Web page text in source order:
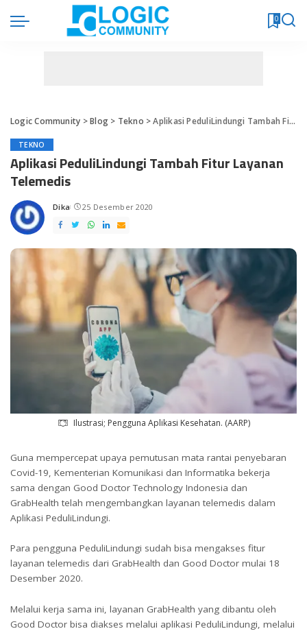
0
Logic Community >Blog> Tekno >Aplikasi PeduliLindungi Tambah Fitur Layanan Telemedis
TEKNO
Aplikasi PeduliLindungi Tambah Fitur Layanan
Telemedis
Posted
by
Dika 25 Desember 2020
Ilustrasi; Pengguna Aplikasi Kesehatan. (AARP)
Guna mempercepat upaya pemutusan mata rantai penyebaran
Covid-19, Kementerian Komunikasi dan Informatika bekerja
sama dengan Good Doctor Technology Indonesia dan
GrabHealth telah mengembangkan layanan telemedis dalam
Aplikasi PeduliLindungi.
Para pengguna PeduliLindungi sudah bisa mengakses fitur
layanan telemedis dari GrabHealth dan Good Doctor mulai 18
Desember 2020.
Melalui kerja sama ini, layanan GrabHealth yang dibantu oleh
Good Doctor bisa diakses melalui aplikasi PeduliLindungi, melalui